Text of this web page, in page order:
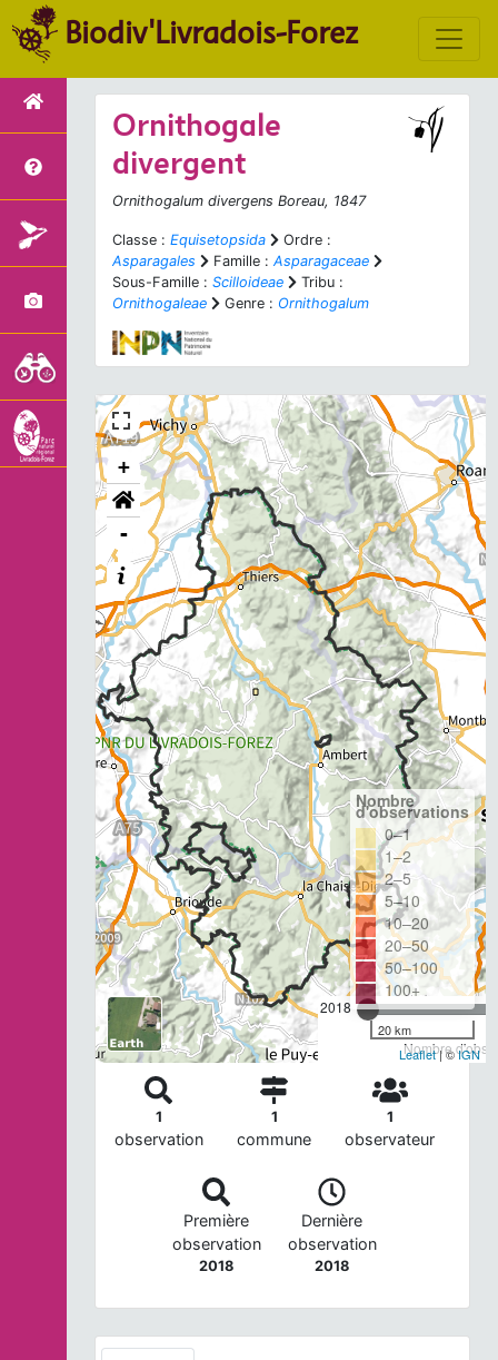
Biodiv'Livradois-Forez
Ornithogale
divergent
Ornithogalum divergens Boreau, 1847
Classe : Equisetopsida
Ordre :
Asparagales
Famille : Asparagaceae
Sous-Famille : Scilloideae
Tribu :
Ornithogaleae
Genre : Ornithogalum
+
-
2018
Nombre
Nombre
d'observations
0–1
1–2
2–5
5–10
10–20
20–50
50–100
100+
20 km
Leaflet| ©IGN
1
observation
1
commune
1
observateur
Première
observation
2018
Dernière
observation
2018